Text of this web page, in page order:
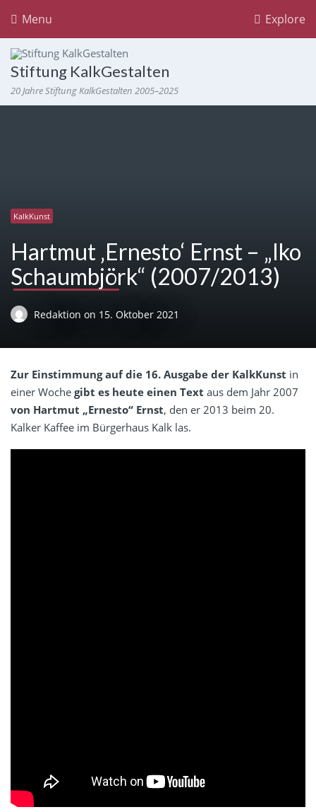
Explore
Menu
Stiftung KalkGestalten
20 Jahre Stiftung KalkGestalten 2005–2025
KalkKunst
Hartmut ‚Ernesto‘ Ernst – „Iko
Schaumbjörk“ (2007/2013)
Redaktion on 15. Oktober 2021
Zur Einstimmung auf die 16. Ausgabe der KalkKunst in
einer Woche gibt es heute einen Text aus dem Jahr 2007
von Hartmut „Ernesto“ Ernst, den er 2013 beim 20.
Kalker Kaffee im Bürgerhaus Kalk las.